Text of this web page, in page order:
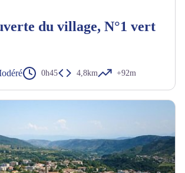
du Parc - M.Barkats_ASV
du village, N°1 vert
0h45 4,8km +92m